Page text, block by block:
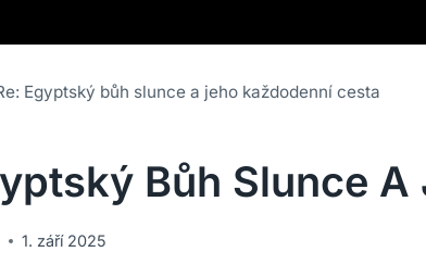
Egyptský bůh slunce a jeho každodenní cesta
Bůh Slunce
1. září 2025